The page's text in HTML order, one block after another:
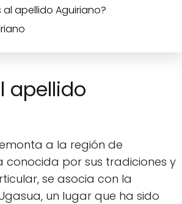
apellido Aguiriano?
apellido
a la región de
conocida por sus tradiciones y
se asocia con la
un lugar que ha sido